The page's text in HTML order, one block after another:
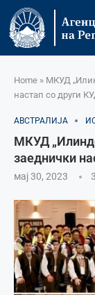
Home » МКУД
настап со други
АВСТРАЛИЈА
МКУД
заеднички
мај 30, 2023